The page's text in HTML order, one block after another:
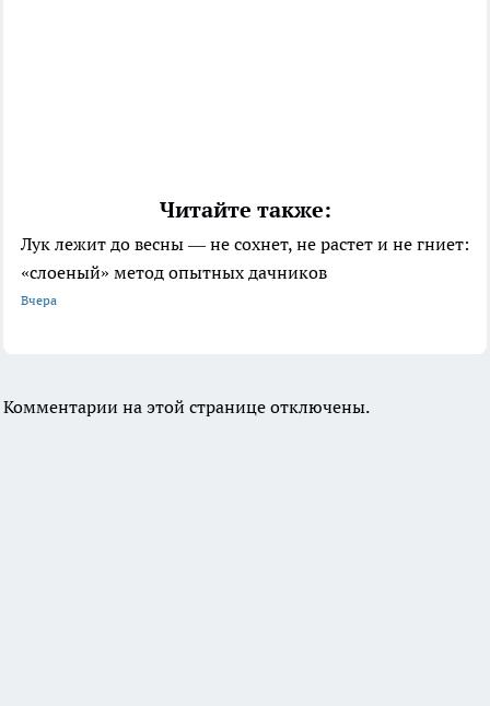
Читайте также:
Лук лежит до весны — не сохнет, не растет и не гниет:
«слоеный» метод опытных дачников
Вчера
Комментарии на этой странице отключены.